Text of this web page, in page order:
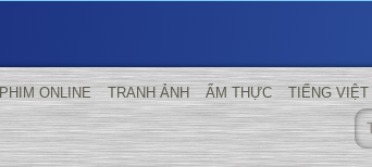
PHIM ONLINE TRANH ẢNH ẨM THỰC TIẾNG VIỆT